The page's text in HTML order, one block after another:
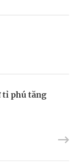
tỉ phú tăng
điều hành
trên bản đồ
chiến lược
giao quyền
cho các